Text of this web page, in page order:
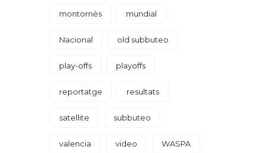
montornès mundial
Nacional old subbuteo
play-offs playoffs
reportatge resultats
satellite subbuteo
valencia video WASPA